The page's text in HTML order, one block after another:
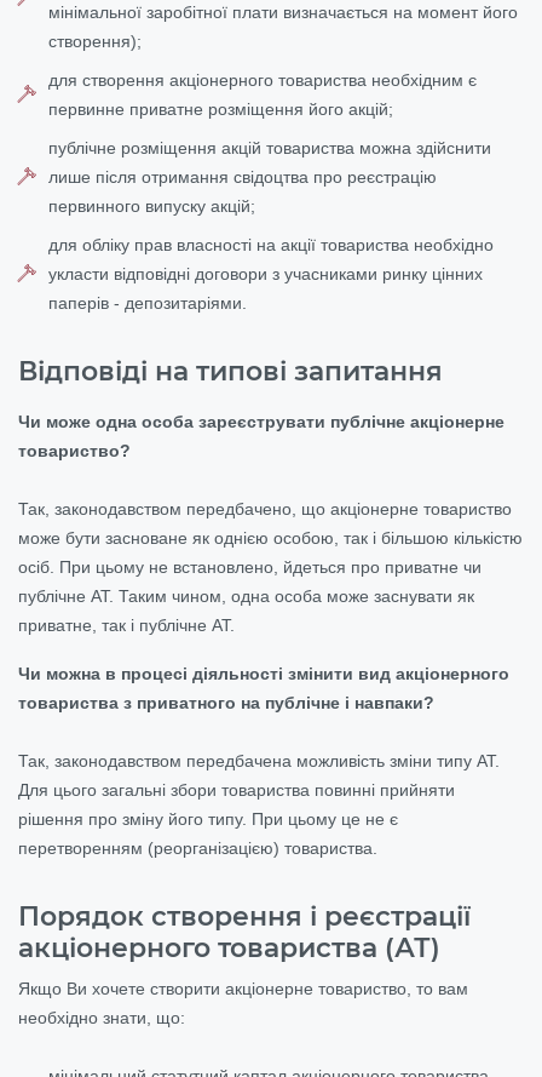
мінімальної заробітної плати визначається на момент його
створення);
для створення акціонерного товариства необхідним є
первинне приватне розміщення його акцій;
публічне розміщення акцій товариства можна здійснити
лише після отримання свідоцтва про реєстрацію
первинного випуску акцій;
для обліку прав власності на акції товариства необхідно
укласти відповідні договори з учасниками ринку цінних
паперів - депозитаріями.
Відповіді на типові запитання
Чи може одна особа зареєструвати публічне акціонерне
товариство?
Так, законодавством передбачено, що акціонерне товариство
може бути засноване як однією особою, так і більшою кількістю
осіб. При цьому не встановлено, йдеться про приватне чи
публічне АТ. Таким чином, одна особа може заснувати як
приватне, так і публічне АТ.
Чи можна в процесі діяльності змінити вид акціонерного
товариства з приватного на публічне і навпаки?
Так, законодавством передбачена можливість зміни типу АТ.
Для цього загальні збори товариства повинні прийняти
рішення про зміну його типу. При цьому це не є
перетворенням (реорганізацією) товариства.
Порядок створення і реєстрації
акціонерного товариства (АТ)
Якщо Ви хочете створити акціонерне товариство, то вам
необхідно знати, що: